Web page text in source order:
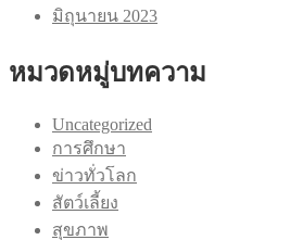
มิถุนายน 2023
หมวดหมู่บทความ
Uncategorized
การศึกษา
ข่าวทั่วโลก
สัตว์เลี้ยง
สุขภาพ